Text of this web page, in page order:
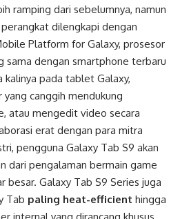
ramping dari sebelumnya, namun
dilengkapi dengan
Platform for Galaxy, prosesor
sama dengan smartphone terbaru
kalinya pada tablet Galaxy,
canggih mendukung
atau mengedit video secara
erat dengan para mitra
pengguna Galaxy Tab S9 akan
dari pengalaman bermain game
besar. Galaxy Tab S9 Series juga
Tab paling heat-efficient hingga